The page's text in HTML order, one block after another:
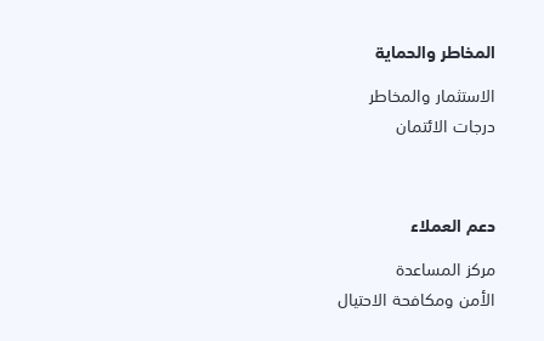
المخاطر والحماية
الاستثمار والمخاطر
درجات الائتمان
دعم العملاء
مركز المساعدة
الأمن ومكافحة الاحتيال